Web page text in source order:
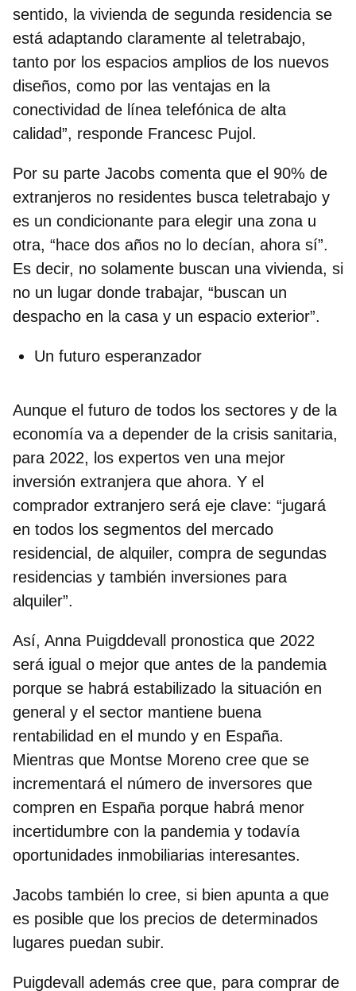
sentido, la vivienda de segunda residencia se
está adaptando claramente al teletrabajo,
tanto por los espacios amplios de los nuevos
diseños, como por las ventajas en la
conectividad de línea telefónica de alta
calidad”, responde Francesc Pujol.
Por su parte Jacobs comenta que el 90% de
extranjeros no residentes busca teletrabajo y
es un condicionante para elegir una zona u
otra, “hace dos años no lo decían, ahora sí”.
Es decir, no solamente buscan una vivienda, si
no un lugar donde trabajar, “buscan un
despacho en la casa y un espacio exterior”.
Un futuro esperanzador
Aunque el futuro de todos los sectores y de la
economía va a depender de la crisis sanitaria,
para 2022, los expertos ven una mejor
inversión extranjera que ahora. Y el
comprador extranjero será eje clave: “jugará
en todos los segmentos del mercado
residencial, de alquiler, compra de segundas
residencias y también inversiones para
alquiler”.
Así, Anna Puigddevall pronostica que 2022
será igual o mejor que antes de la pandemia
porque se habrá estabilizado la situación en
general y el sector mantiene buena
rentabilidad en el mundo y en España.
Mientras que Montse Moreno cree que se
incrementará el número de inversores que
compren en España porque habrá menor
incertidumbre con la pandemia y todavía
oportunidades inmobiliarias interesantes.
Jacobs también lo cree, si bien apunta a que
es posible que los precios de determinados
lugares puedan subir.
Puigdevall además cree que, para comprar de